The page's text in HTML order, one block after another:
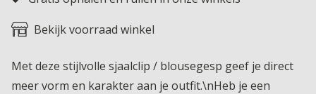
Bekijk voorraad winkel
Met deze stijlvolle sjaalclip / blousegesp geef je direct
meer vorm en karakter aan je outfit.\nHeb je een